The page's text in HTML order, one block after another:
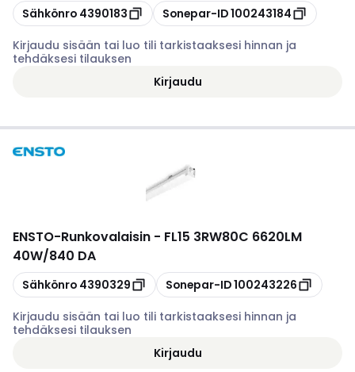
Kopioi
Sähkönro 4390183 Kopioi
Sonepar-ID100243184
Kirjaudu sisään tai luo tili tarkistaaksesi hinnan ja
tehdäksesi tilauksen
Kirjaudu
ENSTO-Runkovalaisin - FL15 3RW80C 6620LM
40W/840 DA
Kopioi
Sähkönro 4390329 Kopioi
Sonepar-ID100243226
Kirjaudu sisään tai luo tili tarkistaaksesi hinnan ja
tehdäksesi tilauksen
Kirjaudu